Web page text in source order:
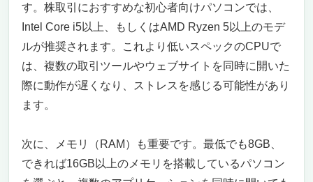
す。株取引におすすめな初心者向けパソコンでは、
Intel Core i5以上、もしくはAMD Ryzen 5以上のモデ
ルが推奨されます。これより低いスペックのCPUで
は、複数の取引ツールやウェブサイトを同時に開いた
際に動作が遅くなり、ストレスを感じる可能性があり
ます。
次に、メモリ（RAM）も重要です。最低でも8GB、
できれば16GB以上のメモリを搭載しているパソコン